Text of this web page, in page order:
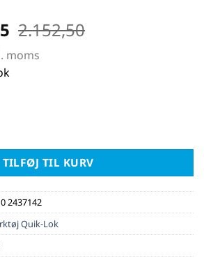
2.152,50
moms
M18 FOPH2-0 antal
TILFØJ TIL KURV
2437142
Quik-Lok